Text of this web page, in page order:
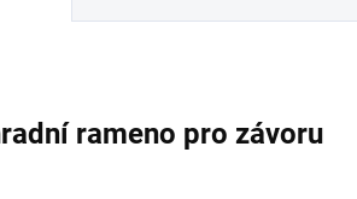
rameno pro závoru